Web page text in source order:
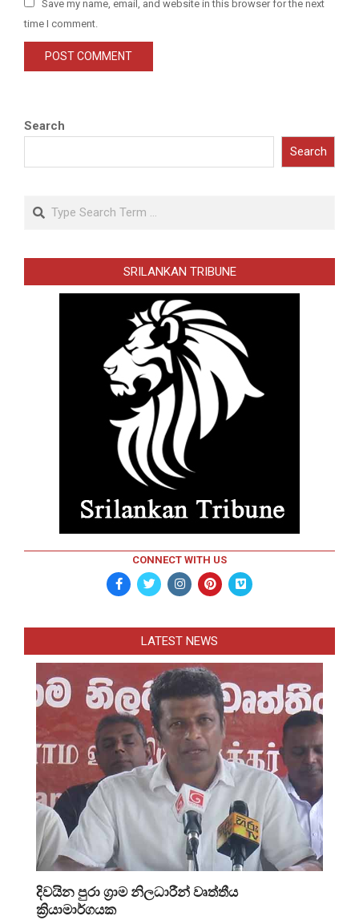
Save my name, email, and website in this browser for the next
time I comment.
Search
Search
SRILANKAN TRIBUNE
CONNECT WITH US
LATEST NEWS
දිවයින පුරා ග්‍රාම නිලධාරීන් වෘත්තීය
ක්‍රියාමාර්ගයක